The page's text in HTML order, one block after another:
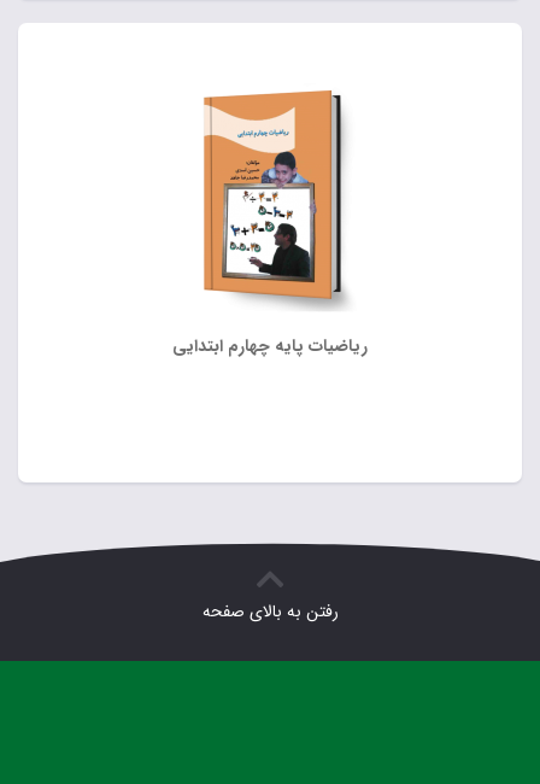
ریاضیات پایه چهارم ابتدایی
رفتن به بالای صفحه